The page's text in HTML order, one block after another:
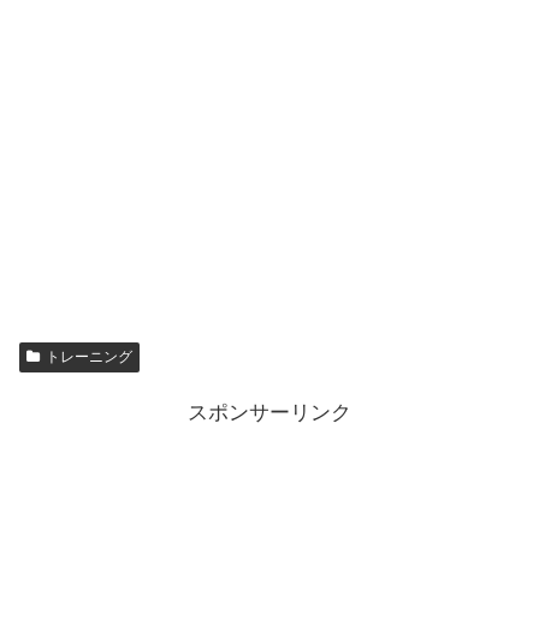
トレーニング
スポンサーリンク